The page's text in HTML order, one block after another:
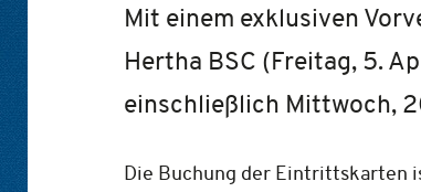
Mit einem exklusiven
Hertha BSC (Freitag, 5.
einschließlich Mittwoch,
Die Buchung der Eintrittskarten